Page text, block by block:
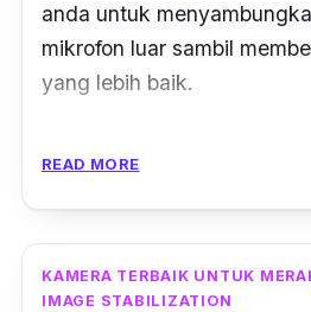
anda untuk
mikrofon luar sambil
yang lebih baik.
berkemampuan mengambil
sangat baik. Gambar yang
jelas dan berkualiti tinggi
menarik.
READ MORE
KAMERA TERBAIK UNTUK
IMAGE STABILIZATION